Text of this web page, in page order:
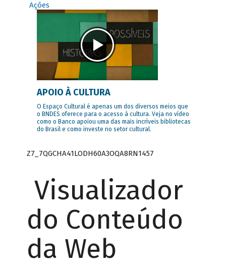
Ações
APOIO À CULTURA
O Espaço Cultural é apenas um dos diversos meios que
o BNDES oferece para o acesso à cultura. Veja no vídeo
como o Banco apoiou uma das mais incríveis bibliotecas
do Brasil e como investe no setor cultural.
Z7_7QGCHA41LODH60A3OQA8RN1457
Visualizador
do Conteúdo
da Web